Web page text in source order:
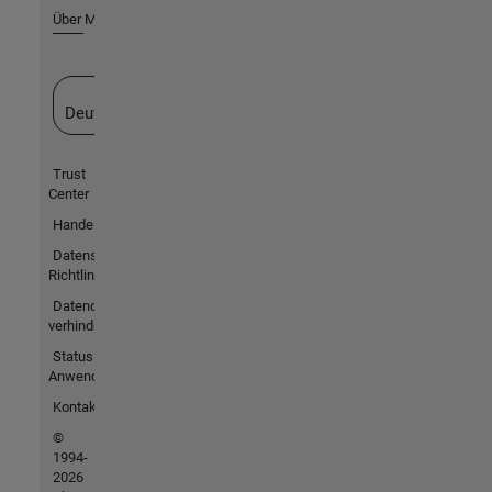
Über MathWorks
Deutschland
Trust
Center
Handelsmarken
Datenschutz-
Richtlinien
Datendiebstahl
verhindern
Status von
Anwendungen
Kontakt
©
1994-
2026